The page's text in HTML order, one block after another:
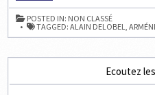
PHILATÉLIE
:
NOUVEAUTÉS
EN
PROVENANCE
PAR
POSTED IN: NON CLASSÉ
TAGGED:ALAIN DELOBEL,
Ecoutez